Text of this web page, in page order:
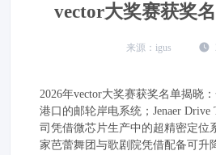
vector大奖赛获奖
igus
2026年vector大奖赛获奖名单揭晓
港口的邮轮岸电系统；Jenaer Drive
司凭借微芯片生产中的超精密定位
家芭蕾舞团与歌剧院凭借配备可升